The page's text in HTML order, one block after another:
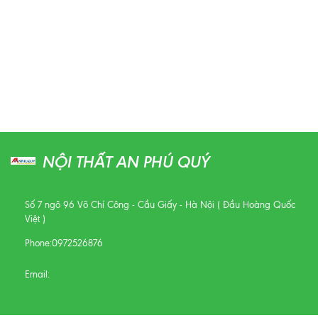
NỘI THẤT AN PHÚ QUÝ
Số 7 ngõ 96 Võ Chí Công - Cầu Giấy - Hà Nội ( Đầu Hoàng Quốc
Việt )
Phone:0972526876
Email: